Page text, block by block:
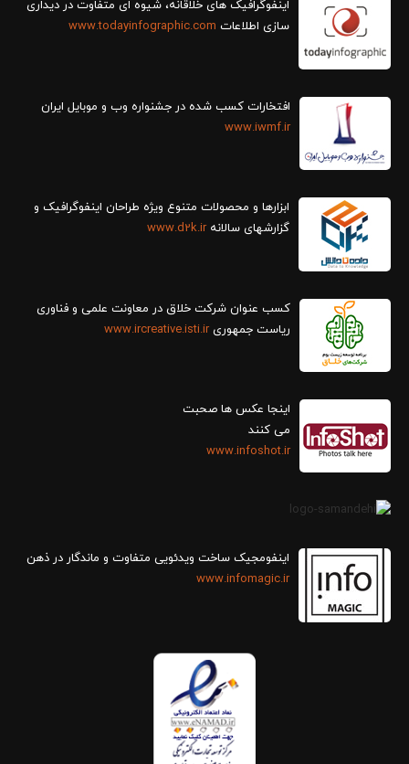
سازی اطلاعات www.todayinfographic.com
افتخارات کسب شده در جشنواره وب و موبایل ایران
www.iwmf.ir
ابزارها و محصولات متنوع ویژه طراحان اینفوگرافیک و
گزارش‎های سالانه
www.d2k.ir
کسب عنوان شرکت خلاق در معاونت علمی و فناوری
ریاست جمهوریwww.ircreative.isti.ir
اینجا عکس ها صحبت
می کنند
www.infoshot.ir
اینفومجیک ساخت ویدئویی متفاوت و ماندگار در ذهن
www.infomagic.ir